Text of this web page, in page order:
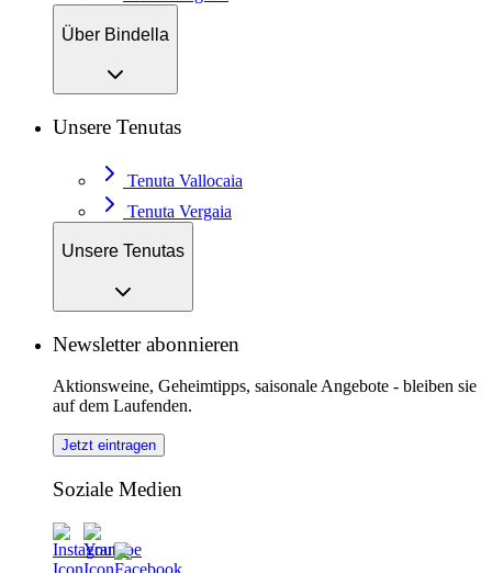
Über Bindella
Unsere Tenutas
Tenuta Vallocaia
Tenuta Vergaia
Unsere Tenutas
Newsletter abonnieren
Aktionsweine, Geheimtipps, saisonale Angebote - bleiben sie
auf dem Laufenden.
Jetzt eintragen
Soziale Medien